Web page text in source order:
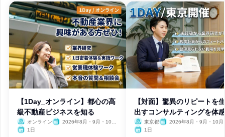
【1Day_オンライン】都心の高
級不動産ビジネスを知る
オンライン
2026年8月・9月・10
1日
【対面】驚異のリピートを
出すコンサルティングを体
る 東京都
2026年8月・9月・10月
1日